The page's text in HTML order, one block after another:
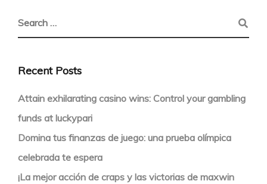
Recent Posts
Attain exhilarating casino wins: Control your gambling
funds at luckypari
Domina tus finanzas de juego: una prueba olímpica
celebrada te espera
¡La mejor acción de craps y las victorias de maxwin